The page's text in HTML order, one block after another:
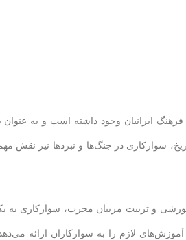
ایرانیان وجود داشته است و به عنوان
سوارکاری در جنگ‌ها و نبردها نیز نقش
و تربیت مربیان مجرب، سوارکاری به
لازم را به سوارکاران ارائه می‌دهد